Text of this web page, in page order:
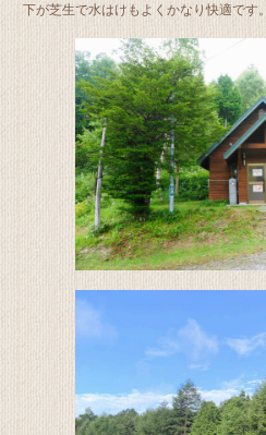
下が芝生で水はけもよくかなり快適です。